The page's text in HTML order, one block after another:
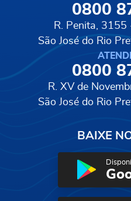
0800
R. Penita, 3155
São José do Rio
0800
R. XV de
São José do Rio
BAIXE